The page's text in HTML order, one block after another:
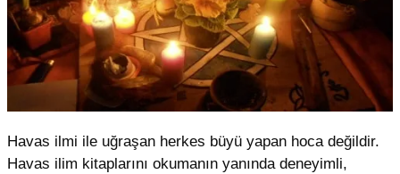
Havas ilmi ile uğraşan herkes büyü yapan hoca değildir.
Havas ilim kitaplarını okumanın yanında deneyimli,